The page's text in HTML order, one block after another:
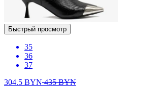
Быстрый просмотр
35
36
37
304.5 BYN435BYN